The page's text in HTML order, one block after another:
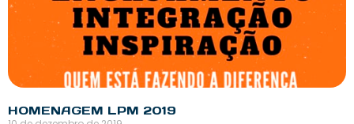
HOMENAGEM LPM 2019